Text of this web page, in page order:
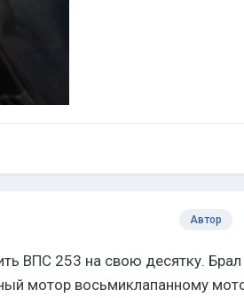
Автор
ВПС 253 на свою десятку. Брал
мотор восьмиклапанному